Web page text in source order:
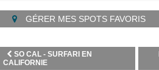
GÉRER MES SPOTS FAVORIS
SO CAL - SURFARI EN
CALIFORNIE